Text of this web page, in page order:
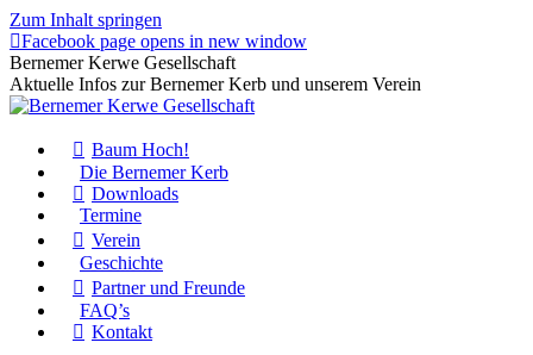
Zum Inhalt springen
Facebook page opens in new window
Bernemer Kerwe Gesellschaft
Aktuelle Infos zur Bernemer Kerb und unserem Verein
Baum Hoch!
Die Bernemer Kerb
Downloads
Termine
Verein
Geschichte
Partner und Freunde
FAQ’s
Kontakt